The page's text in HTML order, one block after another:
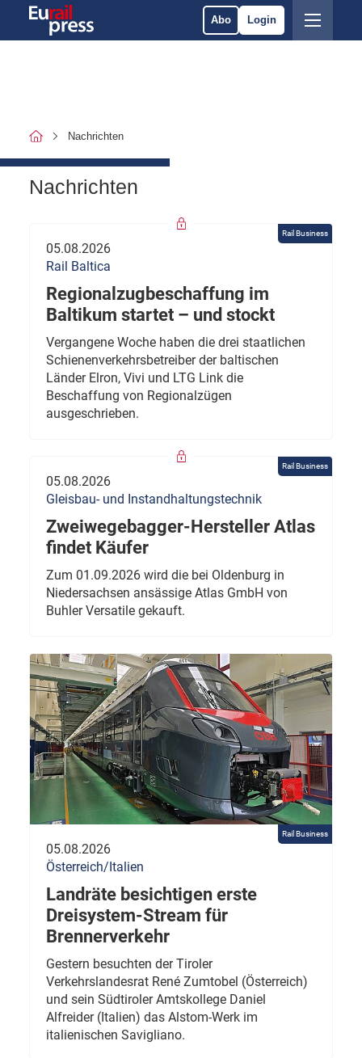
Abo Login
Nachrichten
Nachrichten
Rail Business
05.08.2026
Rail Baltica
Regionalzugbeschaffung im
Baltikum startet – und stockt
Vergangene Woche haben die drei staatlichen
Schienenverkehrsbetreiber der baltischen
Länder Elron, Vivi und LTG Link die
Beschaffung von Regionalzügen
ausgeschrieben.
Rail Business
05.08.2026
Gleisbau- und Instandhaltungstechnik
Zweiwegebagger-Hersteller Atlas
findet Käufer
Zum 01.09.2026 wird die bei Oldenburg in
Niedersachsen ansässige Atlas GmbH von
Buhler Versatile gekauft.
Rail Business
05.08.2026
Österreich/Italien
Landräte besichtigen erste
Dreisystem-Stream für
Brennerverkehr
Gestern besuchten der Tiroler
Verkehrslandesrat René Zumtobel (Österreich)
und sein Südtiroler Amtskollege Daniel
Alfreider (Italien) das Alstom-Werk im
italienischen Savigliano.